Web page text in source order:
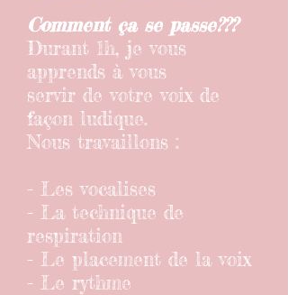
Comment ça se passe???
Durant 1h, je vous
apprends à vous
servir de votre voix de
façon ludique.
Nous travaillons :
- Les vocalises
- La technique de
respiration
- Le placement de la voix
- Le rythme